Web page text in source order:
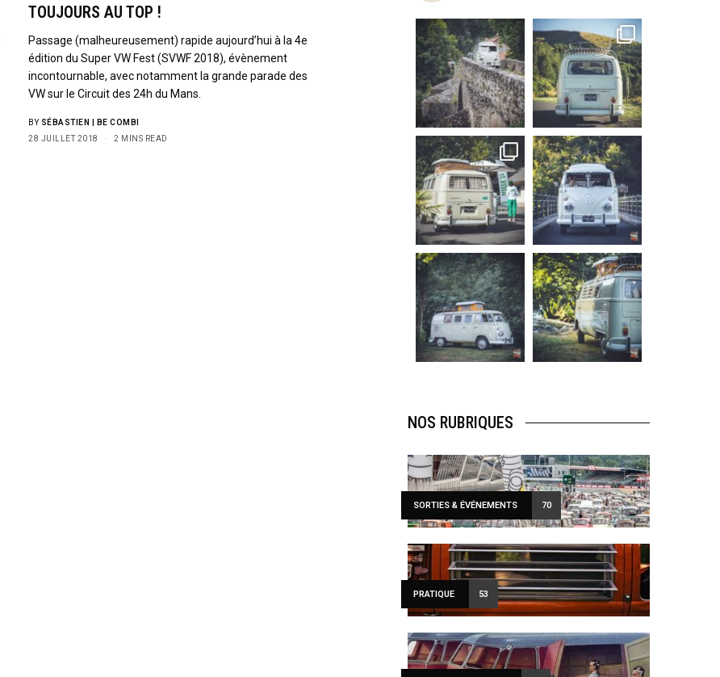
TOUJOURS AU TOP !
Passage (malheureusement) rapide aujourd’hui à la 4e
édition du Super VW Fest (SVWF 2018), évènement
incontournable, avec notamment la grande parade des
VW sur le Circuit des 24h du Mans.
BY SÉBASTIEN | BE COMBI
28 JUILLET 2018
2 MINS READ
becombi
Sep 15
219
3
becombi
Sep 12
216
3
becombi
Sep 10
220
4
becombi
Août 10
177
becombi
Août 10
120
0
becombi
Août 10
108
0
NOS RUBRIQUES
SORTIES & ÉVÉNEMENTS 70
PRATIQUE 53